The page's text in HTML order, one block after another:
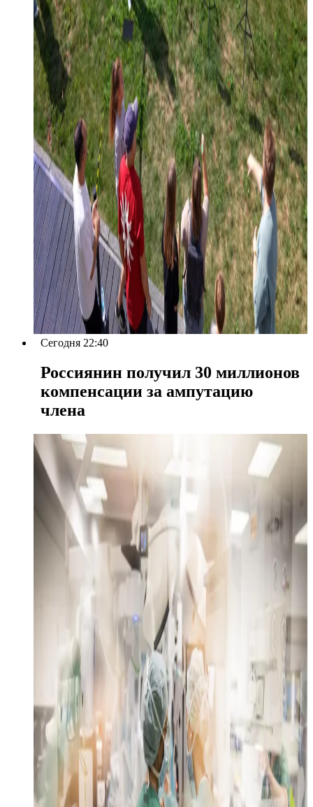
Сегодня 22:40
Россиянин получил 30 миллионов
компенсации за ампутацию
члена